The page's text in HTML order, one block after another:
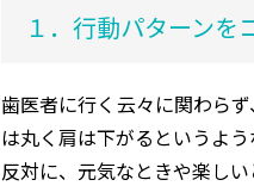
１．行動パターンを
歯医者に行く云々に関わら
は丸く肩は下がるというよ
反対に、元気なときや楽し